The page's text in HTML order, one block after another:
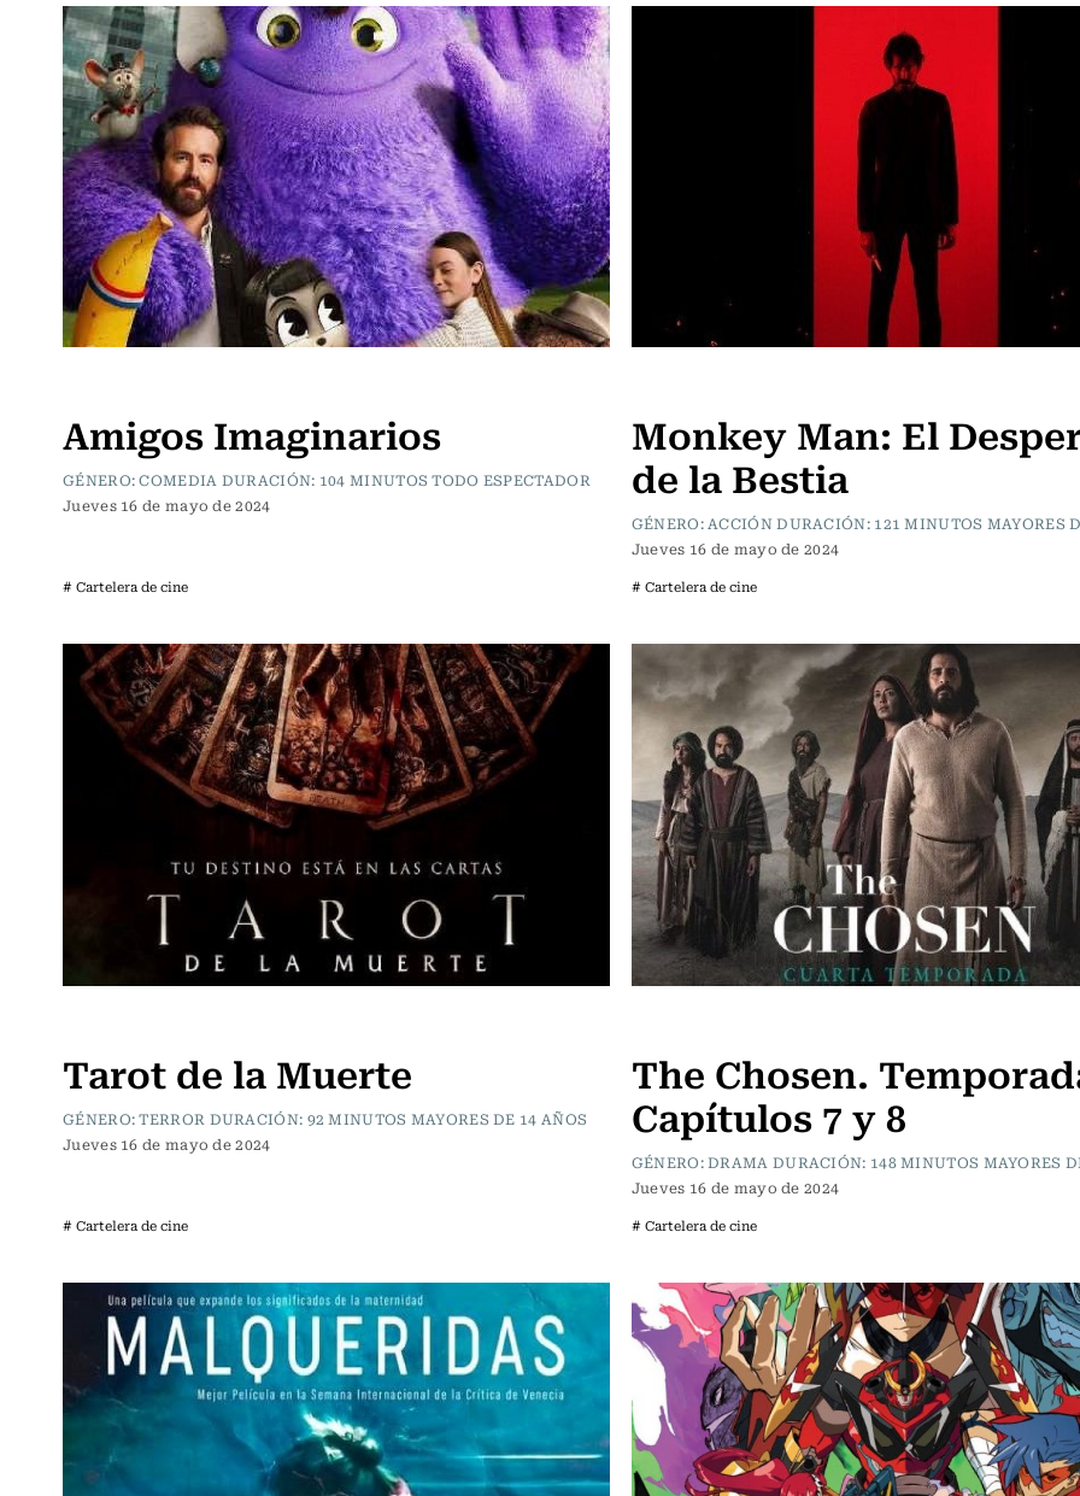
Amigos Imaginarios
GÉNERO: COMEDIA DURACIÓN: 104 MINUTOS TODO ESPECTADOR
Jueves 16 de mayo de 2024
# Cartelera de cine
Monkey Man: El
de la Bestia
GÉNERO: ACCIÓN DURACIÓN: 121 MINUTOS MAYORES
Jueves 16 de mayo de 2024
# Cartelera de cine
Tarot de la Muerte
GÉNERO: TERROR DURACIÓN: 92 MINUTOS MAYORES DE 14 AÑOS
Jueves 16 de mayo de 2024
# Cartelera de cine
The Chosen.
Capítulos 7 y 8
GÉNERO: DRAMA DURACIÓN: 148 MINUTOS MAYORES
Jueves 16 de mayo de 2024
# Cartelera de cine